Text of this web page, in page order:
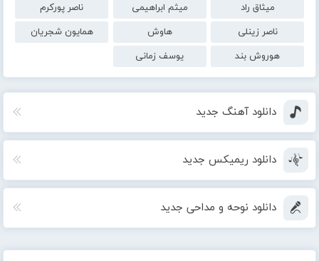
میثاق راد
میثم ابراهیمی
ناصر پورکرم
ناصر زینلی
هاوش
همایون شجریان
هوروش بند
یوسف زمانی
دانلود آهنگ جدید
دانلود ریمیکس جدید
دانلود نوحه و مداحی جدید